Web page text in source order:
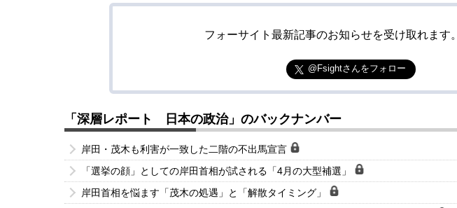
フォーサイト最新記事のお知らせを受け取れます。
@Fsightさんをフォロー
「深層レポート 日本の政治」のバックナンバー
岸田・茂木も利害が一致した二階の不出馬宣言
「選挙の顔」としての岸田首相が試される「4月の大型補選」
岸田首相を悩ます「茂木の処遇」と「解散タイミング」